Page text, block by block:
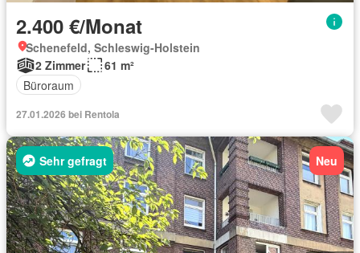
2.400 €/Monat
Schenefeld, Schleswig-Holstein
2 Zimmer
61 m²
Büroraum
27.01.2026 bei Rentola
Sehr gefragt Neu